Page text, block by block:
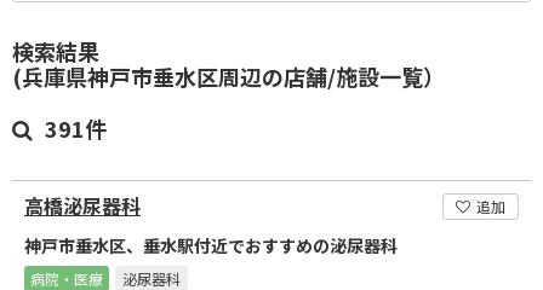
検索結果
(兵庫県神戸市垂水区周辺の店舗/施設一覧）
391件
高橋泌尿器科 追加
神戸市垂水区、垂水駅付近でおすすめの泌尿器科
病院・医療 泌尿器科